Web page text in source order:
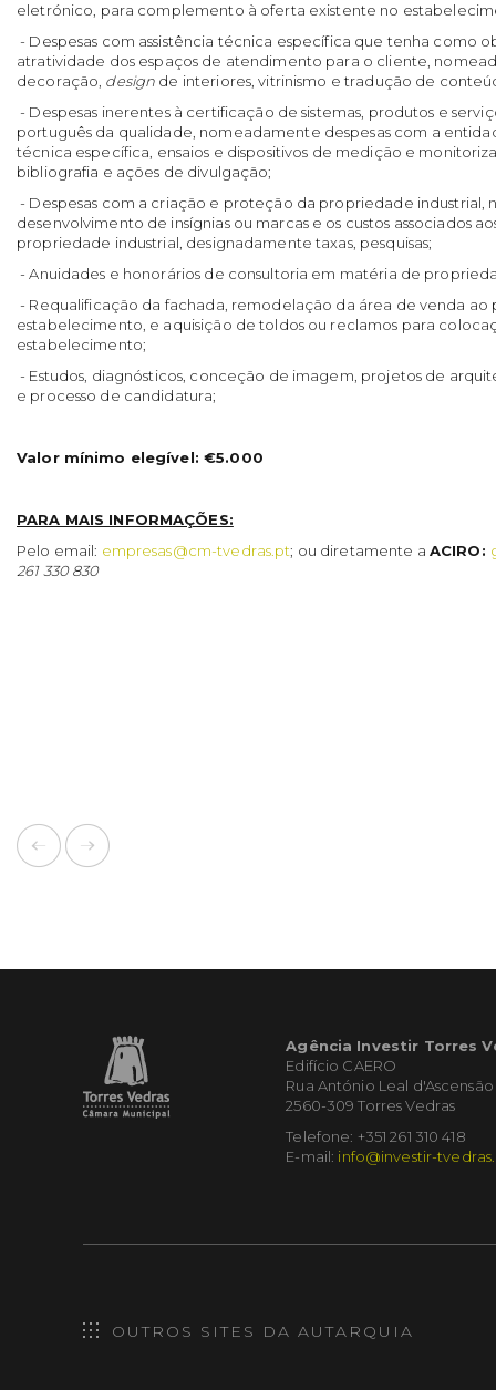
eletrónico, para complemento à oferta existente no
- Despesas com assistência técnica específica que tenha como
atratividade dos espaços de atendimento para o cliente,
decoração, design de interiores, vitrinismo e tradução de
- Despesas inerentes à certificação de sistemas, produtos e
português da qualidade, nomeadamente despesas com a
técnica específica, ensaios e dispositivos de medição e
bibliografia e ações de divulgação;
- Despesas com a criação e proteção da propriedade industrial,
desenvolvimento de insígnias ou marcas e os custos associados
propriedade industrial, designadamente taxas, pesquisas;
- Anuidades e honorários de consultoria em matéria de
- Requalificação da fachada, remodelação da área de venda
estabelecimento, e aquisição de toldos ou reclamos para
estabelecimento;
- Estudos, diagnósticos, conceção de imagem, projetos de
e processo de candidatura;
Valor mínimo elegível: €5.000
PARA MAIS INFORMAÇÕES:
Pelo email: empresas@cm-tvedras.pt; ou diretamente a ACIRO:
261 330 830
Agência Investir Torres
Edifício CAERO
Rua António Leal d'Ascensão
2560-309 Torres Vedras
Telefone: +351 261 310 418
E-mail: info@investir-
OUTROS SITES DA AUTARQUIA